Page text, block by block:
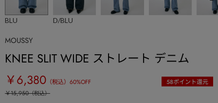
BLU D/BLU
MOUSSY
KNEE SLIT WIDE ストレート デニム
￥6,380 （税込） 60%OFF 58ポイント還元
￥15,950（税込）